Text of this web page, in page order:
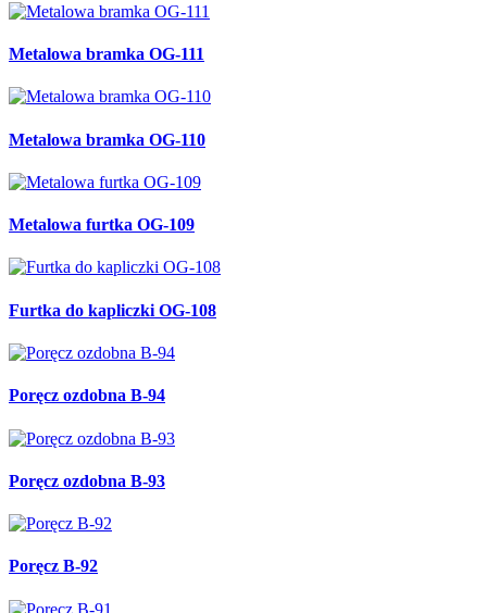
Metalowa bramka OG-111
Metalowa bramka OG-110
Metalowa furtka OG-109
Furtka do kapliczki OG-108
Poręcz ozdobna B-94
Poręcz ozdobna B-93
Poręcz B-92